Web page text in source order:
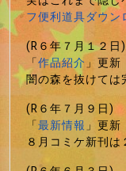
フ便利道具ダウン
(R６年７月１２日)
「作品紹介」更新
闇の森を抜けては
(R６年７月９日)
「最新情報」更新
８月コミケ新刊は